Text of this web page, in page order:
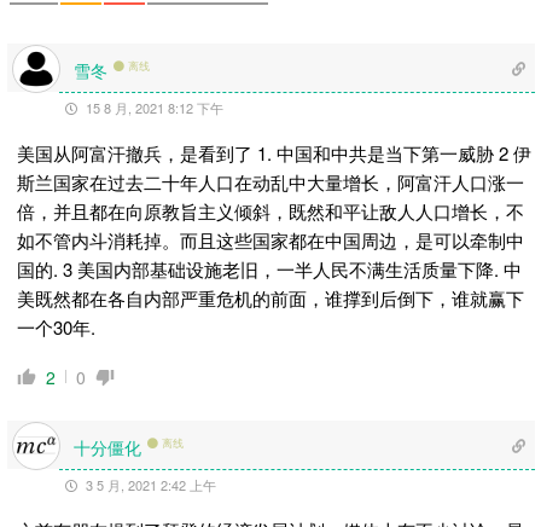
雪冬 离线
15 8 月, 2021 8:12 下午
美国从阿富汗撤兵，是看到了 1. 中国和中共是当下第一威胁 2 伊
斯兰国家在过去二十年人口在动乱中大量增长，阿富汗人口涨一
倍，并且都在向原教旨主义倾斜，既然和平让敌人人口增长，不
如不管内斗消耗掉。而且这些国家都在中国周边，是可以牵制中
国的. 3 美国内部基础设施老旧，一半人民不满生活质量下降. 中
美既然都在各自内部严重危机的前面，谁撑到后倒下，谁就赢下
一个30年.
2 0
十分僵化 离线
3 5 月, 2021 2:42 上午